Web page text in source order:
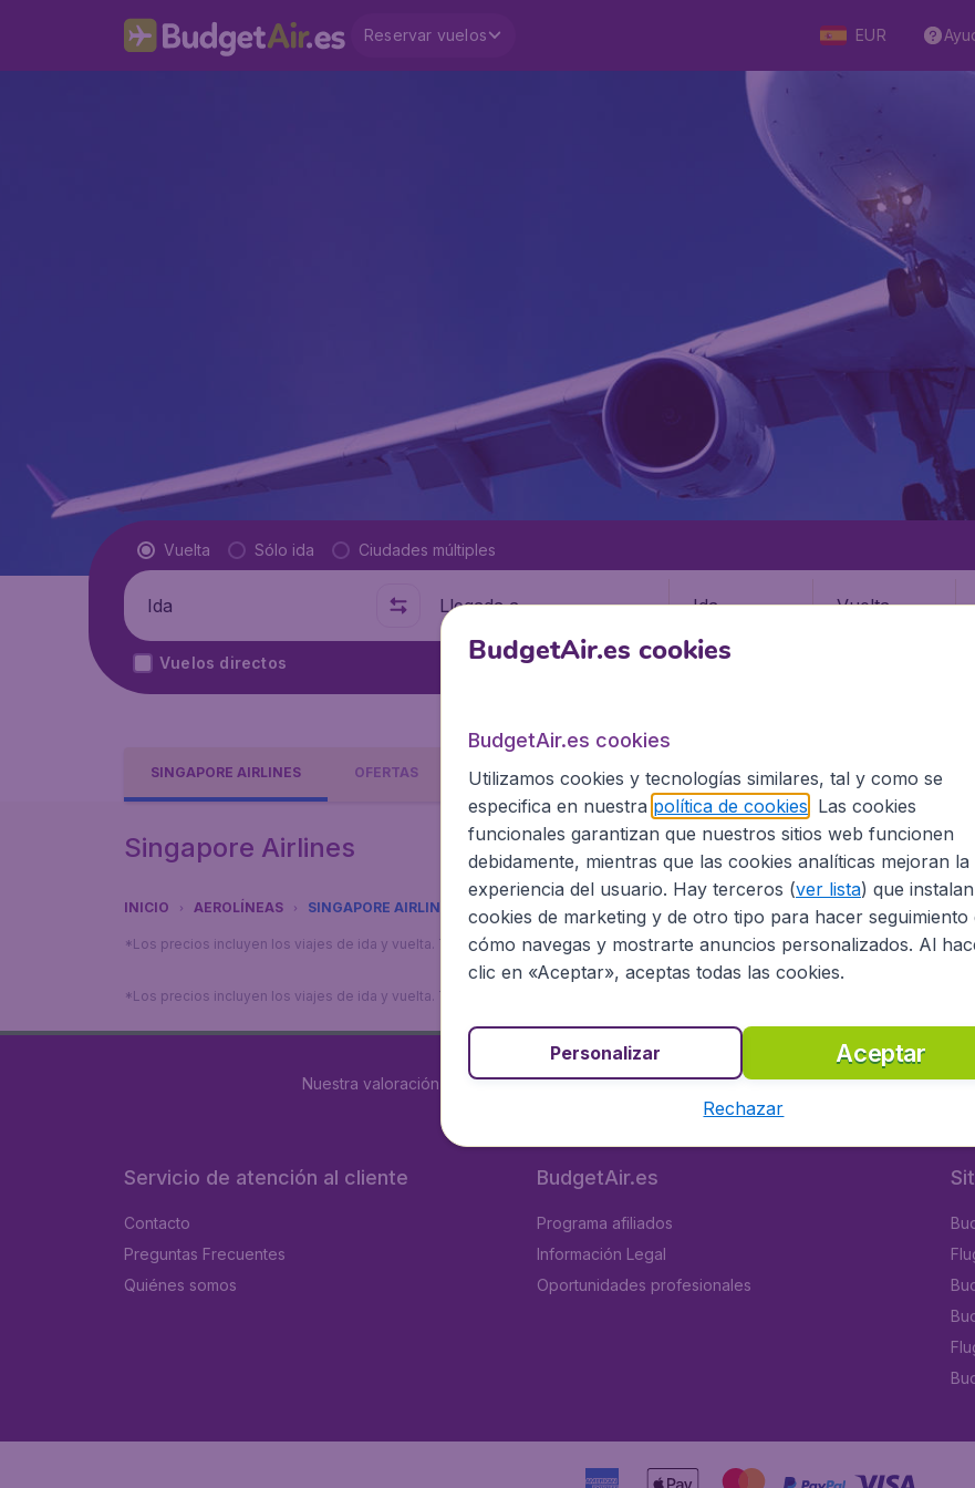
Reservar vuelos EUR
Tipo de vuelo
Vuelta Sólo ida Ciudades múltiples
Salida de A dónde Ida Vuelta
Vuelos directos
SINGAPORE AIRLINES OFERTAS
Singapore Airlines
INICIO AEROLÍNEAS SINGAPORE AIRLINES
*Los precios incluyen los viajes de ida y vuelta. Tarifas por persona, impuestos incluidos, excluyendo costes de gestión de
*Los precios incluyen los viajes de ida y vuelta. Tarifas por persona, impuestos incluidos, excluyendo costes de gestión de 9,99€.
Nuestra valoración es 4 de 5en Trustpilot Basado
Servicio de atención al cliente
Contacto
Preguntas Frecuentes
Quiénes somos
BudgetAir.es
Programa afiliados
Información Legal
Oportunidades profesionales
BudgetAir.es cookies
BudgetAir.es cookies
Utilizamos cookies y tecnologías similares, tal y como se
especifica en nuestra política de cookies . Las cookies
funcionales garantizan que nuestros sitios web funcionen
debidamente, mientras que las cookies analíticas mejoran la
experiencia del usuario. Hay terceros (ver lista) que instalan
cookies de marketing y de otro tipo para hacer seguimiento
cómo navegas y mostrarte anuncios personalizados. Al
clic en «Aceptar», aceptas todas las cookies.
Aceptar
Personalizar
Rechazar